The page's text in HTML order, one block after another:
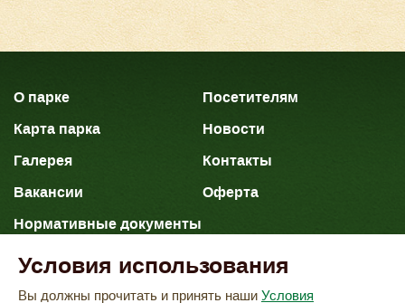
О парке
Посетителям
Карта парка
Новости
Галерея
Контакты
Вакансии
Оферта
Нормативные документы
Политика конфиденциальных данных
Согласие на обработку персональных данных
Условия использования
Вы должны прочитать и принять наши Условия